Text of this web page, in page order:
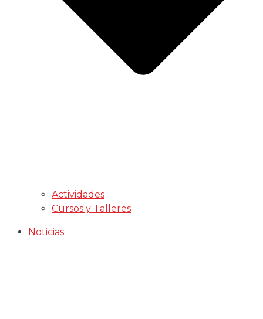
Actividades
Cursos y Talleres
Noticias